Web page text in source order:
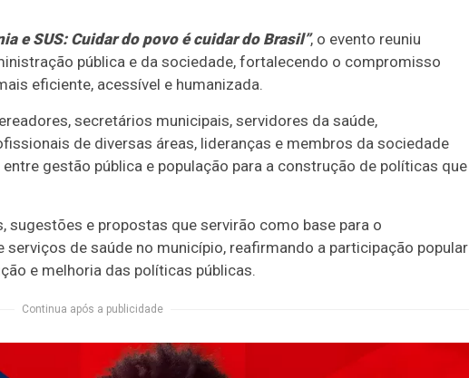
e SUS: Cuidar do povo é cuidar do Brasil”, o evento reuniu
pública e da sociedade, fortalecendo o compromisso
eficiente, acessível e humanizada.
secretários municipais, servidores da saúde,
de diversas áreas, lideranças e membros da sociedade
gestão pública e população para a construção de políticas que
sugestões e propostas que servirão como base para o
de saúde no município, reafirmando a participação popular
e melhoria das políticas públicas.
Continua após a publicidade